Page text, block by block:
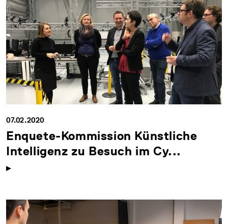
07.02.2020
Enquete-Kommission Künstliche
Intelligenz zu Besuch im Cy...